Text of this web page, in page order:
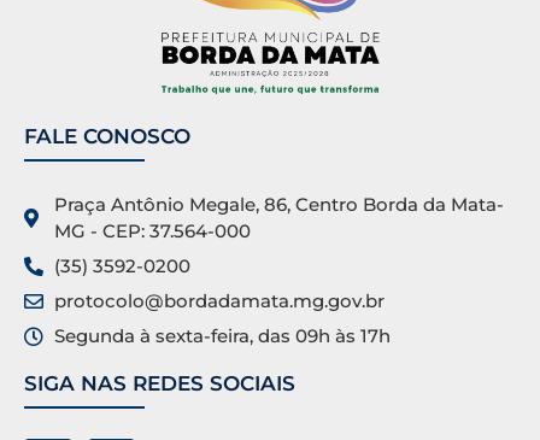
FALE CONOSCO
Praça Antônio Megale, 86, Centro Borda da Mata-
MG - CEP: 37.564-000
(35) 3592-0200
protocolo@bordadamata.mg.gov.br
Segunda à sexta-feira, das 09h às 17h
SIGA NAS REDES SOCIAIS